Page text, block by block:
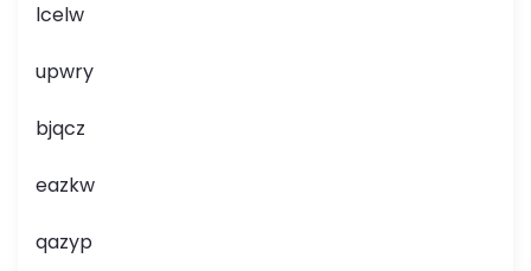
lcelw
upwry
bjqcz
eazkw
qazyp